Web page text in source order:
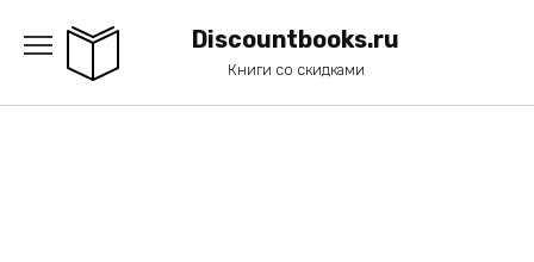
содержанию
Discountbooks.ru
Книги со скидками